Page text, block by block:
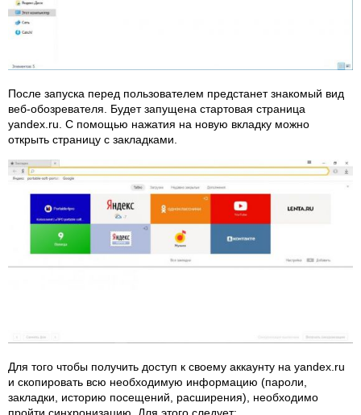
После запуска перед пользователем предстанет знакомый вид
веб-обозревателя. Будет запущена стартовая страница
yandex.ru. С помощью нажатия на новую вкладку можно
открыть страницу с закладками.
Для того чтобы получить доступ к своему аккаунту на yandex.ru
и скопировать всю необходимую информацию (пароли,
закладки, историю посещений, расширения), необходимо